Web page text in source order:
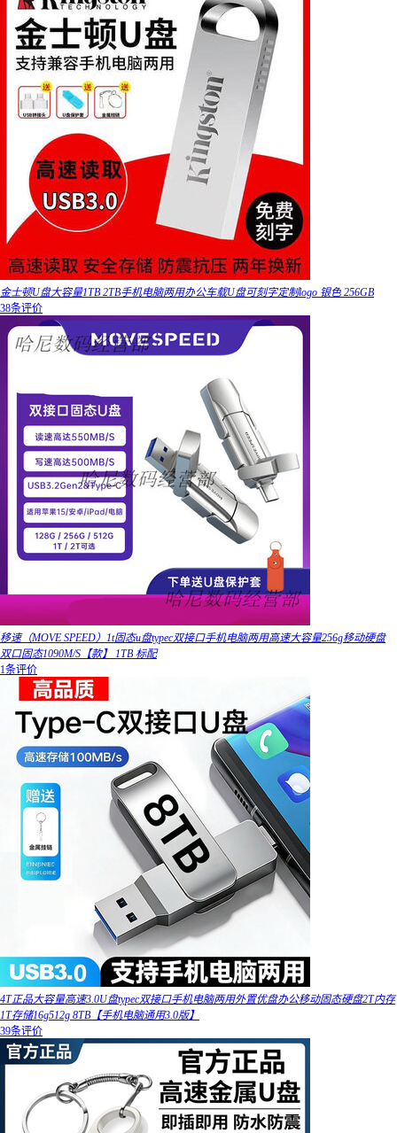
金士顿U盘大容量1TB 2TB手机电脑两用办公车载U盘可刻字定制logo 银色 256GB
38条评价
移速（MOVE SPEED）1t固态u盘typec双接口手机电脑两用高速大容量256g移动硬盘
双口固态1090M/S【款】 1TB 标配
1条评价
4T正品大容量高速3.0U盘typec双接口手机电脑两用外置优盘办公移动固态硬盘2T内存
1T存储16g512g 8TB【手机电脑通用3.0版】
39条评价